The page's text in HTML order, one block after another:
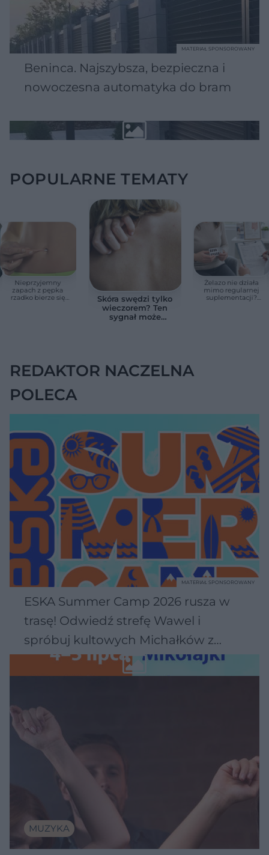
Beninca. Najszybsza, bezpieczna i
nowoczesna automatyka do bram
MATERIAŁ SPONSOROWANY
POPULARNE TEMATY
Nieprzyjemny
zapach z pępka
rzadko bierze się
Skóra swędzi tylko
wieczorem? Ten
sygnał może
Żelazo nie działa
mimo regularnej
suplementacji?
REDAKTOR NACZELNA
POLECA
ESKA Summer Camp 2026 rusza w
trasę! Odwiedź strefę Wawel i
spróbuj kultowych Michałków z
Wawelu
MATERIAŁ SPONSOROWANY
MUZYKA